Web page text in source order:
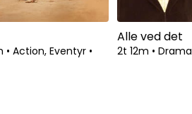
• Action, Eventyr •
Alle ved det
2t 12m • Drama